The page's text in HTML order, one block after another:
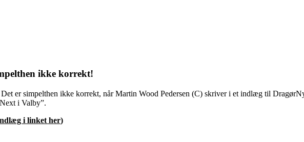
ikke korrekt!
er simpelthen ikke korrekt, når Martin Wood Pedersen (C) skriver i et indlæg til
i Valby”.
i linket her)